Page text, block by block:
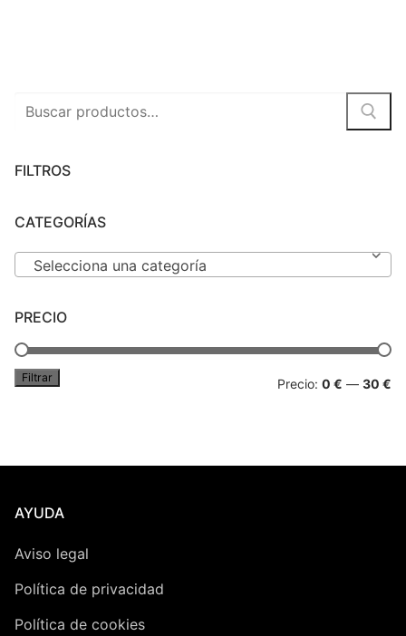
Buscar
FILTROS
CATEGORÍAS
Selecciona una categoría
PRECIO
Filtrar Precio: 0 € — 30 €
AYUDA
Aviso legal
Política de privacidad
Política de cookies